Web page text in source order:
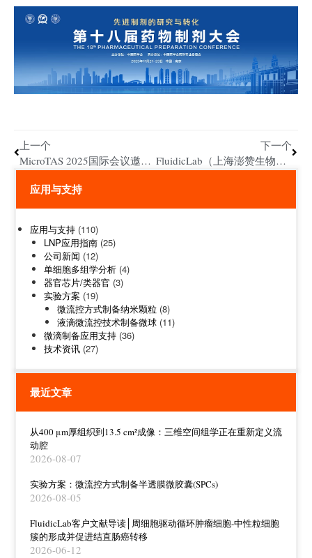
上一个
MicroTAS 2025国际会议邀约|欢迎中国学者莅临FluidicLab展位（53-54号）
下一个
FluidicLab（上海澎赞生物）携品亮相第十一届易贸BIOCHINA2026精彩瞬间！
应用与支持
应用与支持 (110)
LNP应用指南(25)
公司新闻 (12)
单细胞多组学分析(4)
器官芯片/类器官 (3)
实验方案(19)
微流控方式制备纳米颗粒 (8)
液滴微流控技术制备微球 (11)
微滴制备应用支持(36)
技术资讯(27)
最近文章
从400 μm厚组织到13.5 cm²成像：三维空间组学正在重新定义流
动腔
2026-08-07
实验方案：微流控方式制备半透膜微胶囊(SPCs)
2026-08-05
FluidicLab客户文献导读│周细胞驱动循环肿瘤细胞-中性粒细胞
簇的形成并促进结直肠癌转移
2026-06-12